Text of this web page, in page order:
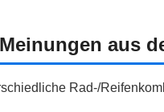
aus
Rad‑/